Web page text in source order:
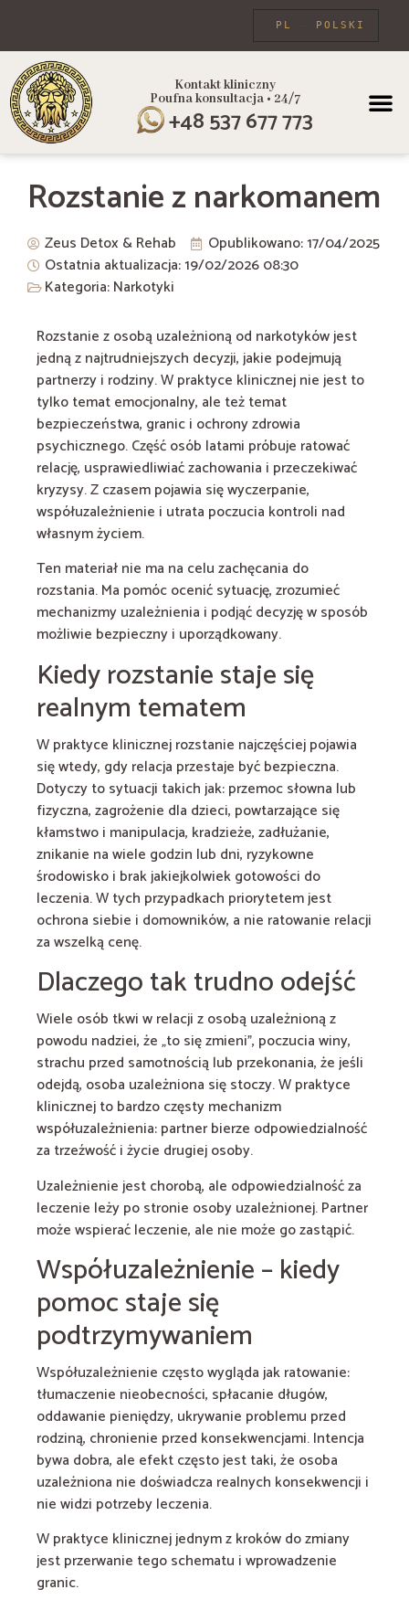
POLSKI
PL
Kontakt kliniczny
Poufna konsultacja • 24/7
+48 537 677 773
Rozstanie z narkomanem
Zeus Detox & Rehab Opublikowano:17/04/2025
Ostatnia aktualizacja: 19/02/202608:30
Kategoria:Narkotyki
Rozstanie z osobą uzależnioną od narkotyków jest
jedną z najtrudniejszych decyzji, jakie podejmują
partnerzy i rodziny. W praktyce klinicznej nie jest to
tylko temat emocjonalny, ale też temat
bezpieczeństwa, granic i ochrony zdrowia
psychicznego. Część osób latami próbuje ratować
relację, usprawiedliwiać zachowania i przeczekiwać
kryzysy. Z czasem pojawia się wyczerpanie,
współuzależnienie i utrata poczucia kontroli nad
własnym życiem.
Ten materiał nie ma na celu zachęcania do
rozstania. Ma pomóc ocenić sytuację, zrozumieć
mechanizmy uzależnienia i podjąć decyzję w sposób
możliwie bezpieczny i uporządkowany.
Kiedy rozstanie staje się
realnym tematem
W praktyce klinicznej rozstanie najczęściej pojawia
się wtedy, gdy relacja przestaje być bezpieczna.
Dotyczy to sytuacji takich jak: przemoc słowna lub
fizyczna, zagrożenie dla dzieci, powtarzające się
kłamstwo i manipulacja, kradzieże, zadłużanie,
znikanie na wiele godzin lub dni, ryzykowne
środowisko i brak jakiejkolwiek gotowości do
leczenia. W tych przypadkach priorytetem jest
ochrona siebie i domowników, a nie ratowanie relacji
za wszelką cenę.
Dlaczego tak trudno odejść
Wiele osób tkwi w relacji z osobą uzależnioną z
powodu nadziei, że „to się zmieni”, poczucia winy,
strachu przed samotnością lub przekonania, że jeśli
odejdą, osoba uzależniona się stoczy. W praktyce
klinicznej to bardzo częsty mechanizm
współuzależnienia: partner bierze odpowiedzialność
za trzeźwość i życie drugiej osoby.
Uzależnienie jest chorobą, ale odpowiedzialność za
leczenie leży po stronie osoby uzależnionej. Partner
może wspierać leczenie, ale nie może go zastąpić.
Współuzależnienie – kiedy
pomoc staje się
podtrzymywaniem
Współuzależnienie często wygląda jak ratowanie:
tłumaczenie nieobecności, spłacanie długów,
oddawanie pieniędzy, ukrywanie problemu przed
rodziną, chronienie przed konsekwencjami. Intencja
bywa dobra, ale efekt często jest taki, że osoba
uzależniona nie doświadcza realnych konsekwencji i
nie widzi potrzeby leczenia.
W praktyce klinicznej jednym z kroków do zmiany
jest przerwanie tego schematu i wprowadzenie
granic.